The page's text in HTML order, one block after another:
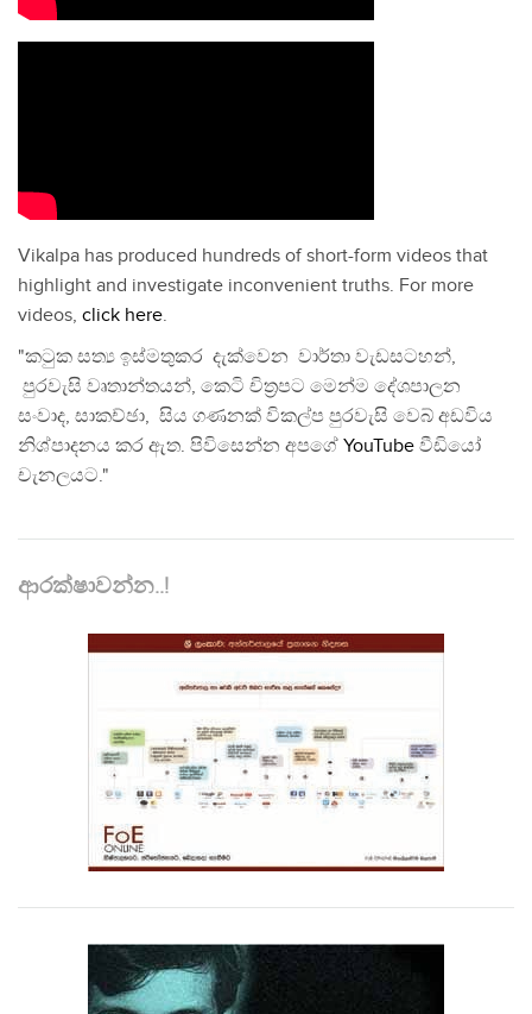
Vikalpa has produced hundreds of short-form videos that
highlight and investigate inconvenient truths. For more
videos, click here.
"කටුක සත්‍ය ඉස්මතුකර දැක්වෙන වාර්තා වැඩසටහන්,
පුරවැසි වෘතාන්තයන්, කෙටි චිත්‍රපට මෙන්ම දේශපාලන
සංවාද, සාකච්ඡා, සිය ගණනක් විකල්ප පුරවැසි වෙබ් අඩවිය
නිශ්පාදනය කර ඇත. පිවිසෙන්න අපගේ YouTube වීඩියෝ
චැනලයට."
ආරක්ෂාවන්න..!